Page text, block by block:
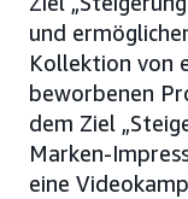
und
Kollektion von
beworbenen
dem Ziel
Marken-
eine